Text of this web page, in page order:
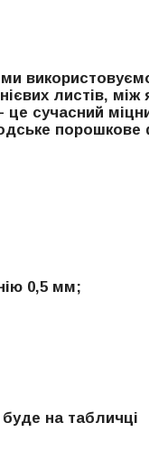
листів,
це сучасний
порошкове
0,5 мм;
на табличці